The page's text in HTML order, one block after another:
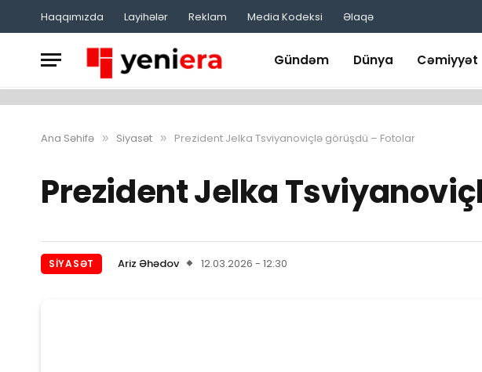
Haqqımızda Layihələr Reklam Media Kodeksi Əlaqə
Gündəm Dünya Cəmiyyət
Ana Səhifə » Siyasət » Prezident Jelka Tsviyanoviçlə görüşdü – Fotolar
Prezident Jelka
SIYASƏT Ariz Əhədov 12.03.2026 - 12:30